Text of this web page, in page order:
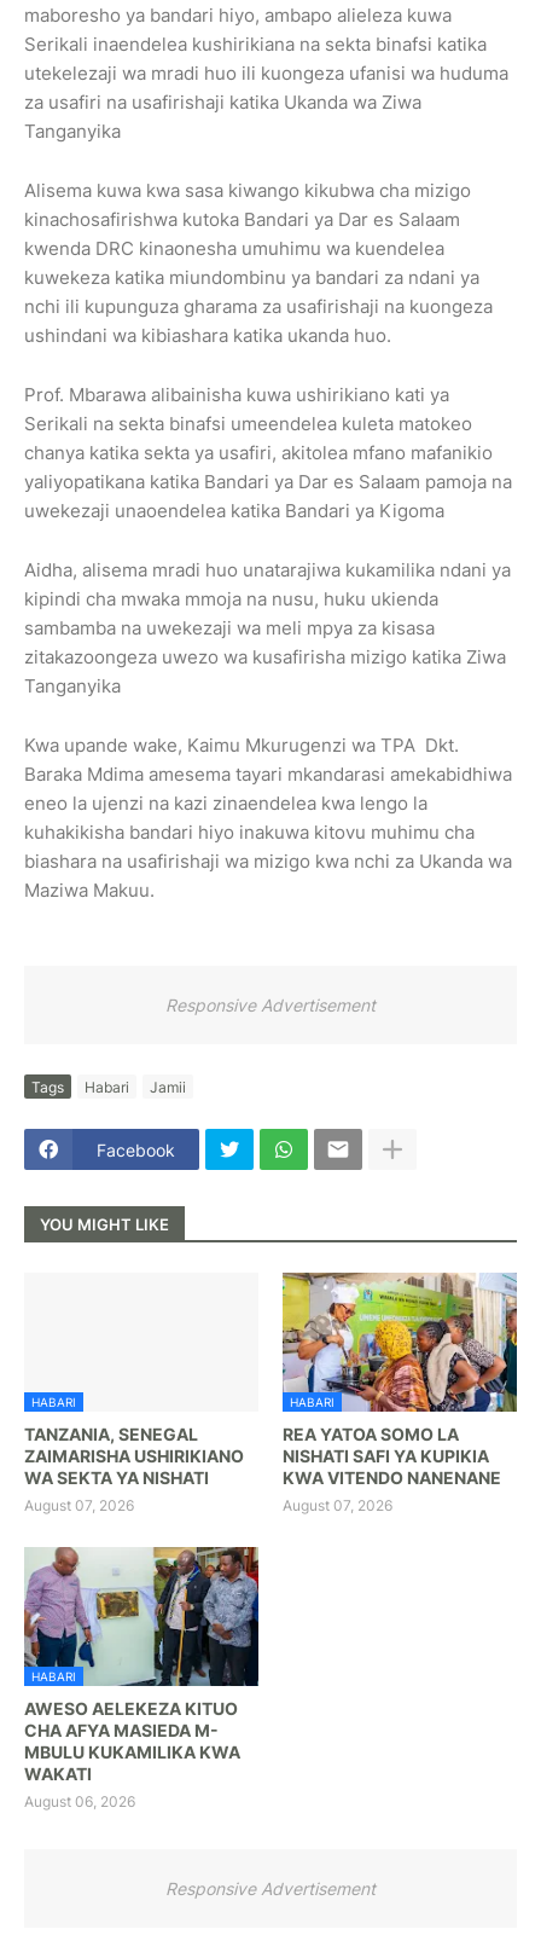
maboresho ya bandari hiyo, ambapo alieleza kuwa
Serikali inaendelea kushirikiana na sekta binafsi katika
utekelezaji wa mradi huo ili kuongeza ufanisi wa huduma
za usafiri na usafirishaji katika Ukanda wa Ziwa
Tanganyika
Alisema kuwa kwa sasa kiwango kikubwa cha mizigo
kinachosafirishwa kutoka Bandari ya Dar es Salaam
kwenda DRC kinaonesha umuhimu wa kuendelea
kuwekeza katika miundombinu ya bandari za ndani ya
nchi ili kupunguza gharama za usafirishaji na kuongeza
ushindani wa kibiashara katika ukanda huo.
Prof. Mbarawa alibainisha kuwa ushirikiano kati ya
Serikali na sekta binafsi umeendelea kuleta matokeo
chanya katika sekta ya usafiri, akitolea mfano mafanikio
yaliyopatikana katika Bandari ya Dar es Salaam pamoja na
uwekezaji unaoendelea katika Bandari ya Kigoma
Aidha, alisema mradi huo unatarajiwa kukamilika ndani ya
kipindi cha mwaka mmoja na nusu, huku ukienda
sambamba na uwekezaji wa meli mpya za kisasa
zitakazoongeza uwezo wa kusafirisha mizigo katika Ziwa
Tanganyika
Kwa upande wake, Kaimu Mkurugenzi wa TPA Dkt.
Baraka Mdima amesema tayari mkandarasi amekabidhiwa
eneo la ujenzi na kazi zinaendelea kwa lengo la
kuhakikisha bandari hiyo inakuwa kitovu muhimu cha
biashara na usafirishaji wa mizigo kwa nchi za Ukanda wa
Maziwa Makuu.
Responsive Advertisement
Tags Habari Jamii
Facebook
YOU MIGHT LIKE
HABARI
TANZANIA, SENEGAL
ZAIMARISHA USHIRIKIANO
WA SEKTA YA NISHATI
August 07, 2026
HABARI
REA YATOA SOMO LA
NISHATI SAFI YA KUPIKIA
KWA VITENDO NANENANE
August 07, 2026
HABARI
AWESO AELEKEZA KITUO
CHA AFYA MASIEDA M-
MBULU KUKAMILIKA KWA
WAKATI
August 06, 2026
Responsive Advertisement